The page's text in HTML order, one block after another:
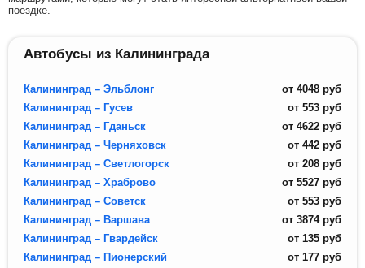
поездке.
Автобусы из Калининграда
Калининград – Эльблонг от 4048 руб
Калининград – Гусев
от 553 руб
Калининград – Гданьск
от 4622 руб
Калининград – Черняховск
от 442 руб
Калининград – Светлогорск
от 208 руб
Калининград – Храброво
от 5527 руб
Калининград – Советск
от 553 руб
Калининград – Варшава
от 3874 руб
Калининград – Гвардейск
от 135 руб
Калининград – Пионерский
от 177 руб